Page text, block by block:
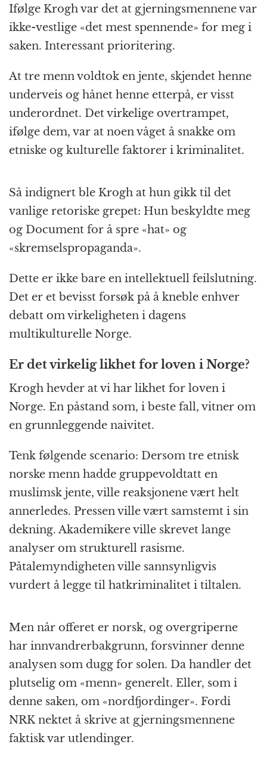
Ifølge Krogh var det at gjerningsmennene var
ikke-vestlige «det mest spennende» for meg i
saken. Interessant prioritering.
At tre menn voldtok en jente, skjendet henne
underveis og hånet henne etterpå, er visst
underordnet. Det virkelige overtrampet,
ifølge dem, var at noen våget å snakke om
etniske og kulturelle faktorer i kriminalitet.
Så indignert ble Krogh at hun gikk til det
vanlige retoriske grepet: Hun beskyldte meg
og Document for å spre «hat» og
«skremselspropaganda».
Dette er ikke bare en intellektuell feilslutning.
Det er et bevisst forsøk på å kneble enhver
debatt om virkeligheten i dagens
multikulturelle Norge.
Er det virkelig likhet for loven i Norge?
Krogh hevder at vi har likhet for loven i
Norge. En påstand som, i beste fall, vitner om
en grunnleggende naivitet.
Tenk følgende scenario: Dersom tre etnisk
norske menn hadde gruppevoldtatt en
muslimsk jente, ville reaksjonene vært helt
annerledes. Pressen ville vært samstemt i sin
dekning. Akademikere ville skrevet lange
analyser om strukturell rasisme.
Påtalemyndigheten ville sannsynligvis
vurdert å legge til hatkriminalitet i tiltalen.
Men når offeret er norsk, og overgriperne
har innvandrerbakgrunn, forsvinner denne
analysen som dugg for solen. Da handler det
plutselig om «menn» generelt. Eller, som i
denne saken, om «nordfjordinger». Fordi
NRK nektet å skrive at gjerningsmennene
faktisk var utlendinger.